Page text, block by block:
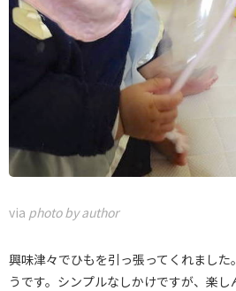
via photo by author
興味津々でひもを引っ張ってくれまし
うです。シンプルなしかけですが、楽し